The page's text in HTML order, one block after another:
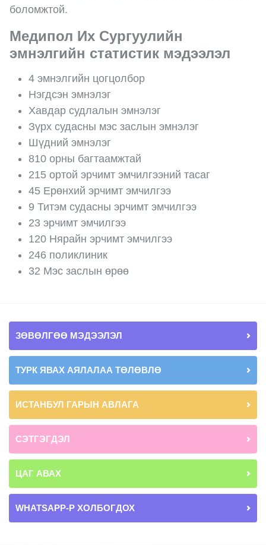
боломжтой.
Медипол Их Сургуулийн
эмнэлгийн статистик мэдээлэл
4 эмнэлгийн цогцолбор
Нэгдсэн эмнэлэг
Хавдар судлалын эмнэлэг
Зүрх судасны мэс заслын эмнэлэг
Шүдний эмнэлэг
810 орны багтаамжтай
215 ортой эрчимт эмчилгээний тасаг
45 Ерөнхий эрчимт эмчилгээ
9 Титэм судасны эрчимт эмчилгээ
23 эрчимт эмчилгээ
120 Нярайн эрчимт эмчилгээ
246 поликлиник
32 Мэс заслын өрөө
ЗӨВӨЛГӨӨ МЭДЭЭЛЭЛ
ТУРК ЯВАХ АЯЛАЛАА ТӨЛӨВЛӨ
ИСТАНБУЛ ГАРЫН АВЛАГА
СЭТГЭГДЭЛ
ЦАГ АВАХ
WHATSAPP-Р ХОЛБОГДОХ